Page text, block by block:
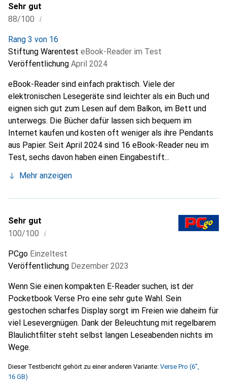
Sehr gut
88/100 i
Rang 3 von 16
Stiftung Warentest eBook-Reader im Test
Veröffentlichung April 2024
eBook-Reader sind einfach praktisch. Viele der
elektronischen Lesegeräte sind leichter als ein Buch und
eignen sich gut zum Lesen auf dem Balkon, im Bett und
unterwegs. Die Bücher dafür lassen sich bequem im
Internet kaufen und kosten oft weniger als ihre Pendants
aus Papier. Seit April 2024 sind 16 eBook-Reader neu im
Test, sechs davon haben einen Eingabestift...
Mehr anzeigen
Sehr gut
100/100 i
PCgo Einzeltest
Veröffentlichung Dezember 2023
Wenn Sie einen kompakten E-Reader suchen, ist der
Pocketbook Verse Pro eine sehr gute Wahl. Sein
gestochen scharfes Display sorgt im Freien wie daheim für
viel Lesevergnügen. Dank der Beleuchtung mit regelbarem
Blaulichtfilter steht selbst langen Leseabenden nichts im
Wege.
Dieser Testbericht gehört zu einer anderen Variante: Verse Pro (6",
16 GB)